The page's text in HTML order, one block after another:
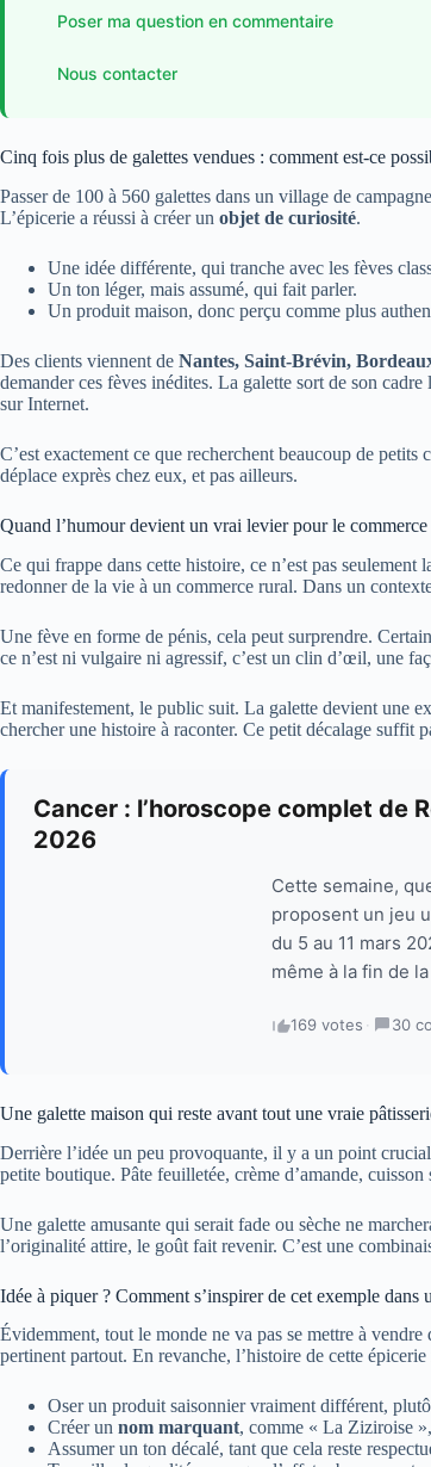
Poser ma question en commentaire
Nous contacter
Cinq fois plus de galettes vendues : comment est-ce
Passer de 100 à 560 galettes dans un village de
L’épicerie a réussi à créer un objet de curiosité.
Une idée différente, qui tranche avec les fèves
Un ton léger, mais assumé, qui fait parler.
Un produit maison, donc perçu comme plus
Des clients viennent de Nantes, Saint-Brévin,
demander ces fèves inédites. La galette sort de son
sur Internet.
C’est exactement ce que recherchent beaucoup de
déplace exprès chez eux, et pas ailleurs.
Quand l’humour devient un vrai levier pour le commerce
Ce qui frappe dans cette histoire, ce n’est pas seulement
redonner de la vie à un commerce rural. Dans un
Une fève en forme de pénis, cela peut surprendre.
ce n’est ni vulgaire ni agressif, c’est un clin d’œil, une
Et manifestement, le public suit. La galette devient une
chercher une histoire à raconter. Ce petit décalage suffit
Cancer : l’horoscope complet de
2026
Cette semaine,
proposent un jeu
du 5 au 11 mars
même à la fin de
169 votes · 30
Une galette maison qui reste avant tout une vraie
Derrière l’idée un peu provoquante, il y a un point
petite boutique. Pâte feuilletée, crème d’amande,
Une galette amusante qui serait fade ou sèche ne
l’originalité attire, le goût fait revenir. C’est une
Idée à piquer ? Comment s’inspirer de cet exemple dans
Évidemment, tout le monde ne va pas se mettre à
pertinent partout. En revanche, l’histoire de cette
Oser un produit saisonnier vraiment différent,
Créer un nom marquant, comme « La Ziziroise
Assumer un ton décalé, tant que cela reste